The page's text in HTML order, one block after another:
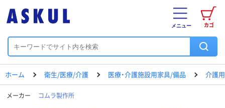
カゴ
メニュー
ホーム 衛生/医療/介護 医療・介護施設用家具/備品 介護
メーカー コムラ製作所